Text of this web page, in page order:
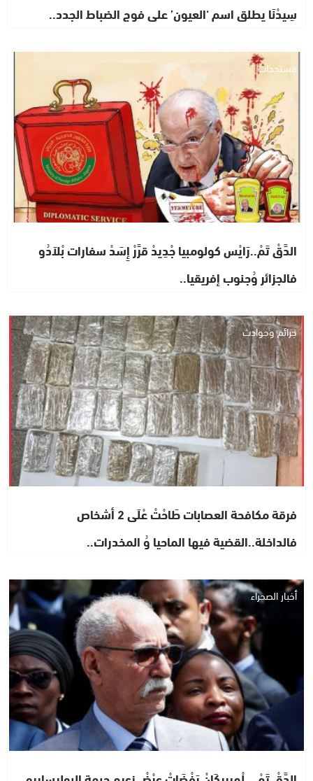
سِيدْنَا يطلق اسم ‘العيون’ على فوج الضباط الجدد..
مستجدات
الدَّقْ تَمْ..رَايْس كولومبيا جْدِيدْ قرَّرْ إِسَدْ سفارات بْلاَدُو
فالجزائر وُجنوب إفريقيا..
جرائم وحوادث
فرقة مكافحة العصابات طَاحْتْ عْلَى 2 أشخاص
فالداخلة..القضية فيها الماحيا وُ المخدرات..
أخبار الصحراء